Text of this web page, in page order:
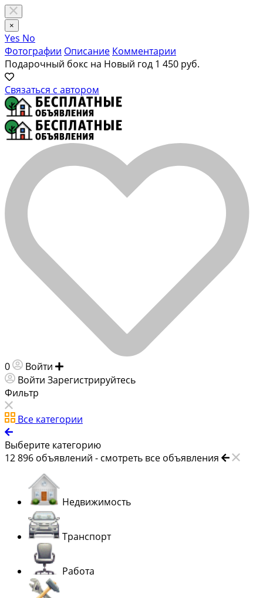
×
Yes No
Фотографии Описание Комментарии
Подарочный бокс на Новый год 1 450 руб.
Связаться с автором
0 Войти
Войти Зарегистрируйтесь
Фильтр
Все категории
Выберите категорию
12 896 объявлений - смотреть все объявления
Недвижимость
Транспорт
Работа